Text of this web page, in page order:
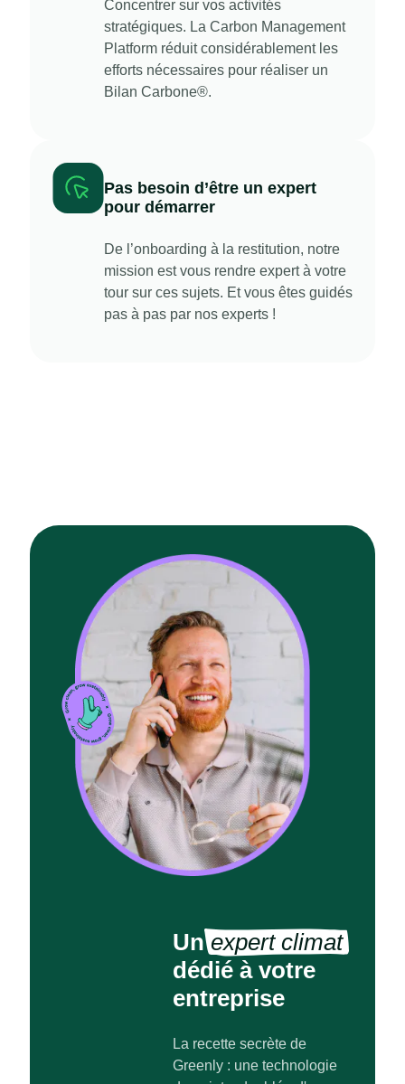
Concentrer sur vos activités
stratégiques. La Carbon Management
Platform réduit considérablement les
efforts nécessaires pour réaliser un
Bilan Carbone®.
Pas besoin d’être un expert
pour démarrer
De l’onboarding à la restitution, notre
mission est vous rendre expert à votre
tour sur ces sujets. Et vous êtes guidés
pas à pas par nos experts !
Un expert climat
dédié à votre
entreprise
La recette secrète de
Greenly : une technologie